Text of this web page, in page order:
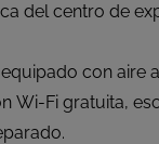
del centro de
con
Wi-Fi gratuita,